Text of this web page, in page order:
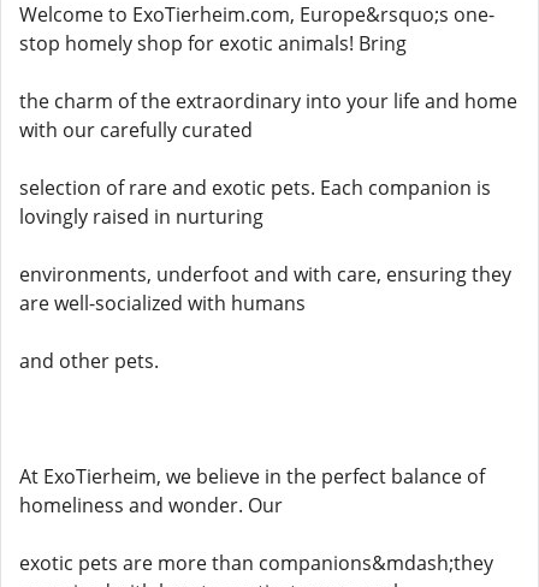
Welcome to ExoTierheim.com, Europe&rsquo;s one-
stop homely shop for exotic animals! Bring
the charm of the extraordinary into your life and home
with our carefully curated
selection of rare and exotic pets. Each companion is
lovingly raised in nurturing
environments, underfoot and with care, ensuring they
are well-socialized with humans
and other pets.
At ExoTierheim, we believe in the perfect balance of
homeliness and wonder. Our
exotic pets are more than companions&mdash;they